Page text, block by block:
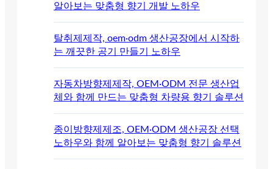
알아보는 맞춤형 향기 개발 노하우
탈취제제작, oem·odm 생산공장에서 시작하
는 깨끗한 공기 만들기 노하우
자동차방향제제작, OEM·ODM 전문 생산업
체와 함께 만드는 맞춤형 차량용 향기 솔루션
종이방향제제조, OEM·ODM 생산공장 선택
노하우와 함께 알아보는 맞춤형 향기 솔루션